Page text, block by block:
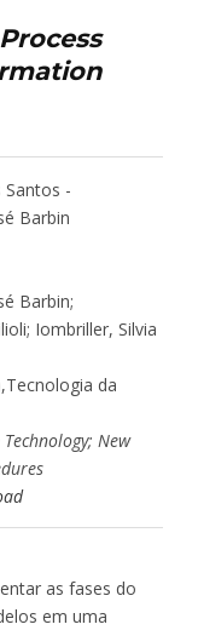
Santos -
Barbin
Barbin;
Iombriller, Silvia
da
New
as fases do
em uma